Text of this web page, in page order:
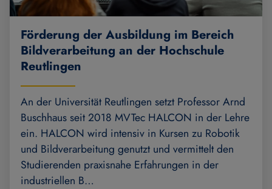
Förderung der Ausbildung im Bereich
Bildverarbeitung an der Hochschule
Reutlingen
An der Universität Reutlingen setzt Professor Arnd
Buschhaus seit 2018 MVTec HALCON in der Lehre
ein. HALCON wird intensiv in Kursen zu Robotik
und Bildverarbeitung genutzt und vermittelt den
Studierenden praxisnahe Erfahrungen in der
industriellen B…